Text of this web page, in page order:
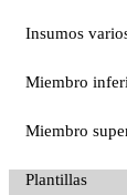
Insumos
Miembro
Miembro
Plantillas